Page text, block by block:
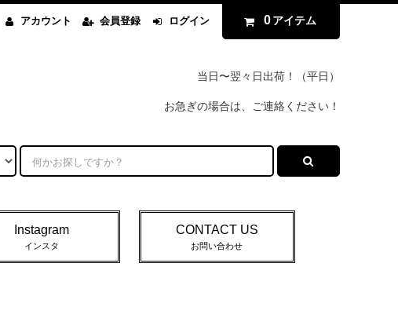
アカウント 会員登録 ログイン 0 アイテム
当日〜翌々日出荷！（平日）
お急ぎの場合は、ご連絡ください！
Instagram
インスタ
CONTACT US
お問い合わせ